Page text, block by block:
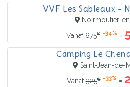
VVF Les Sableaux -
Noirmoutier-
Vanaf875€ -34% =
Camping Le
Saint-Jean-de-
Vanaf325€ -33% =